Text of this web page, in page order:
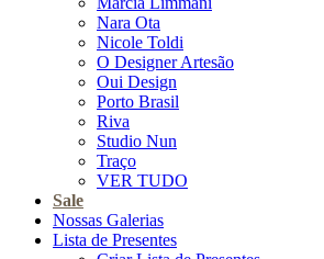
Nara Ota
Nicole Toldi
O Designer Artesão
Oui Design
Porto Brasil
Riva
Studio Nun
Traço
VER TUDO
Sale
Nossas Galerias
Lista de Presentes